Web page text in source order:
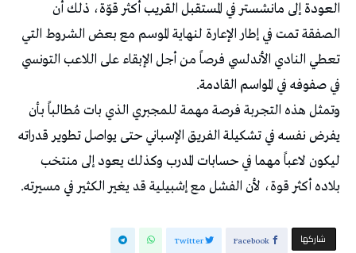
العودة إلى مانشستر في المستقبل القريب أكثر قوّة، ذلك أن
الصفقة تمت في إطار الإعارة لنهاية الموسم مع بعض الشروط التي
تعطي النادي الأندلسي فرصاً من أجل الإبقاء على اللاعب التونسي
في صفوفه في المواسم القادمة.
وتمثل هذه التجربة فرصة مهمة للمجبري الذي بات مُطالباً بأن
يفرض نفسه في تشكيلة الفريق الإسباني حتى يواصل تطوير قدراته
ليكون لاعباً مهما في حسابات المدرب وكذلك يعود إلى منتخب
بلاده أكثر قوة، لأن الفشل مع إشبيلية قد يغير الكثير في مسيرته.
‫‫ شاركها‬ Facebook
Twitter